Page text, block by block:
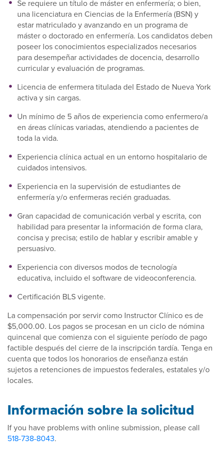
Se requiere un título de máster en enfermería; o bien,
una licenciatura en Ciencias de la Enfermería (BSN) y
estar matriculado y avanzando en un programa de
máster o doctorado en enfermería. Los candidatos deben
poseer los conocimientos especializados necesarios
para desempeñar actividades de docencia, desarrollo
curricular y evaluación de programas.
Licencia de enfermera titulada del Estado de Nueva York
activa y sin cargas.
Un mínimo de 5 años de experiencia como enfermero/a
en áreas clínicas variadas, atendiendo a pacientes de
toda la vida.
Experiencia clínica actual en un entorno hospitalario de
cuidados intensivos.
Experiencia en la supervisión de estudiantes de
enfermería y/o enfermeras recién graduadas.
Gran capacidad de comunicación verbal y escrita, con
habilidad para presentar la información de forma clara,
concisa y precisa; estilo de hablar y escribir amable y
persuasivo.
Experiencia con diversos modos de tecnología
educativa, incluido el software de videoconferencia.
Certificación BLS vigente.
La compensación por servir como Instructor Clínico es de
$5,000.00. Los pagos se procesan en un ciclo de nómina
quincenal que comienza con el siguiente período de pago
factible después del cierre de la inscripción tardía. Tenga en
cuenta que todos los honorarios de enseñanza están
sujetos a retenciones de impuestos federales, estatales y/o
locales.
Información sobre la solicitud
If you have problems with online submission, please call
518-738-8043.